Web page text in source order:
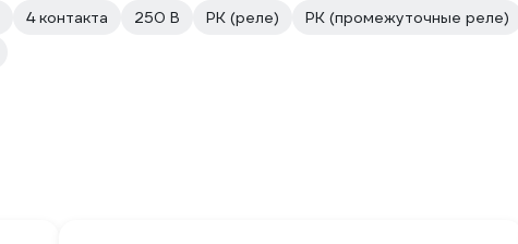
4 контакта 250 В PK (реле) PK (промежуточные реле)